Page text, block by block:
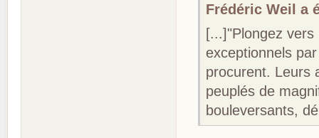
Frédéric Weil a
[...]"Plongez
exceptionnels
procurent. Leurs
peuplés de
bouleversants,